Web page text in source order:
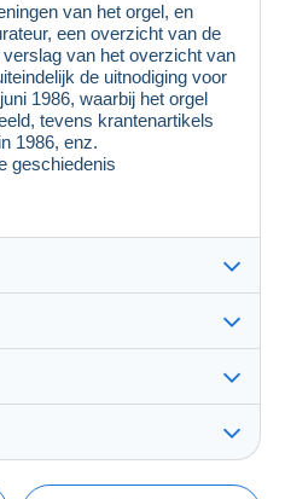
van het orgel, en
een overzicht van de
van het overzicht van
de uitnodiging voor
1986, waarbij het orgel
tevens krantenartikels
1986, enz.
geschiedenis
(9493x)
Winkel